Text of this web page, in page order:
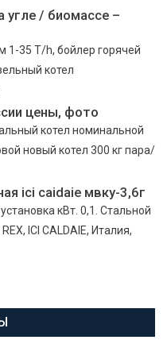
угле / биомассе –
1-35 T/h, бойлер горячей
котел
цены, фото
котел номинальной
новый котел 300 кг пара/
ici caidaie мвку-3,6г
кВт. 0,1. Стальной
ICI CALDAIE, Италия,